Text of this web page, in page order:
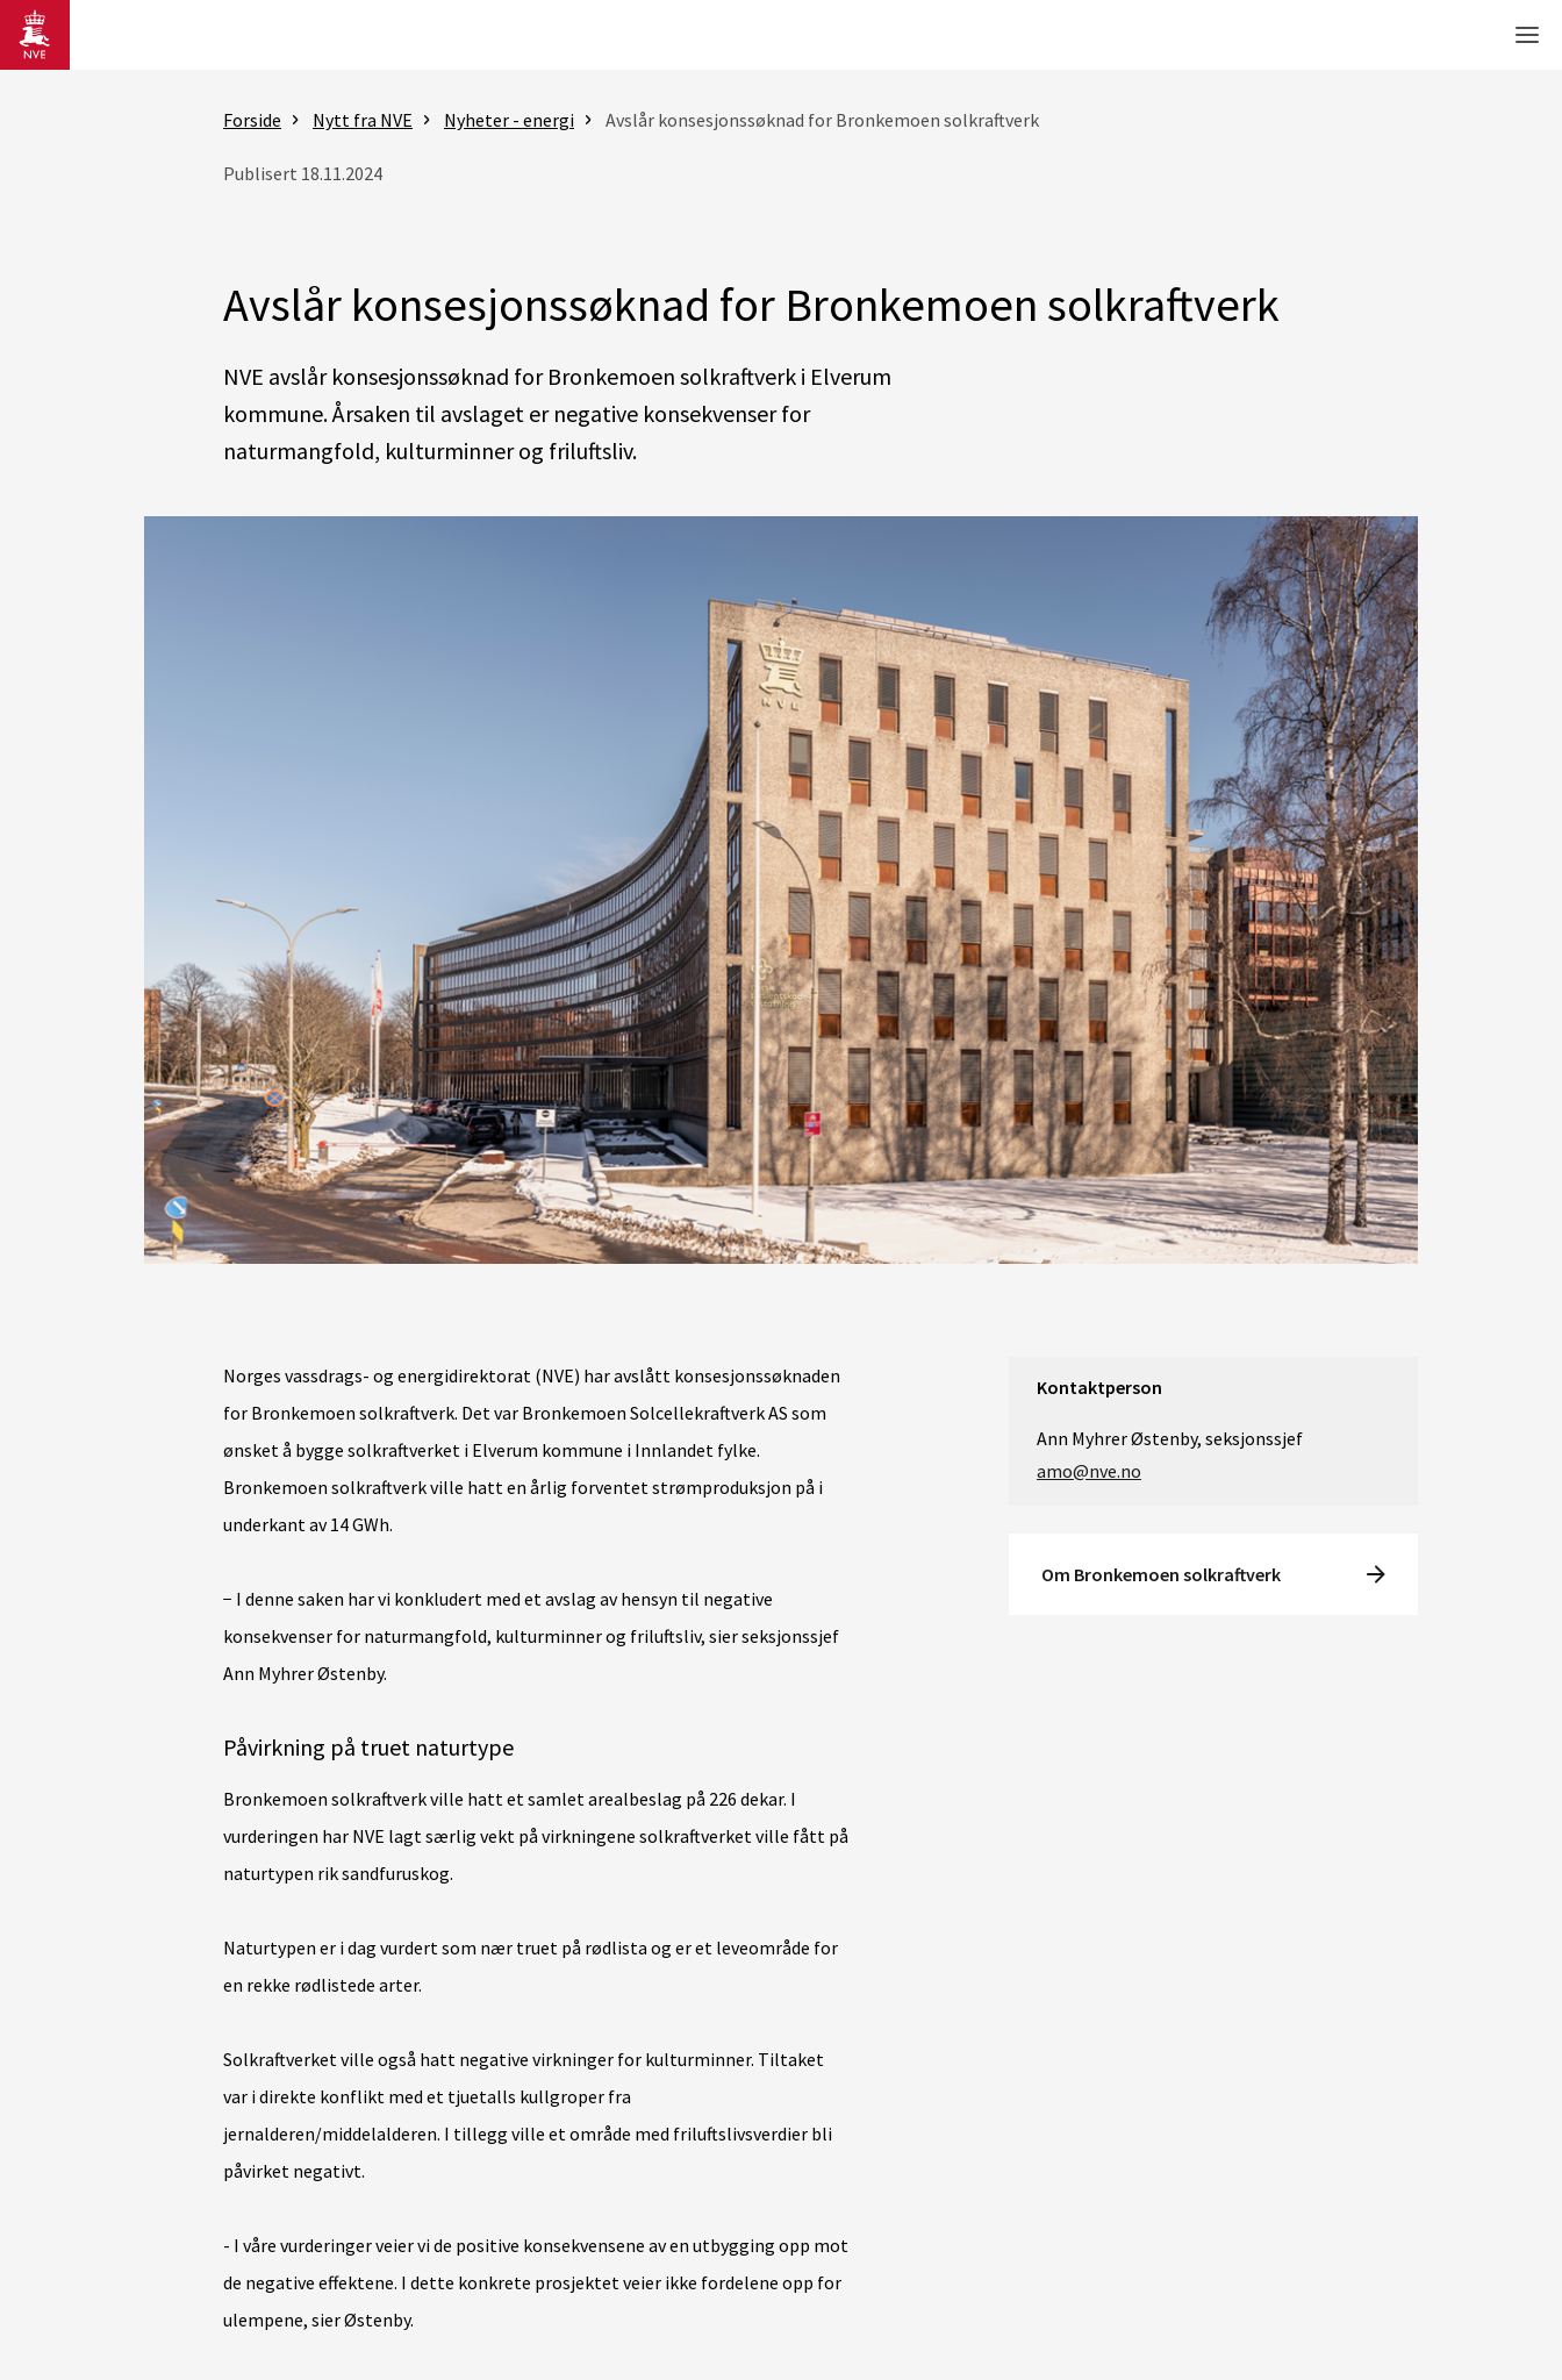
Gå til hovedinnhold
Forside Nytt fra NVE Nyheter - energi Avslår konsesjonssøknad for Bronkemoen solkraftverk
Publisert 18.11.2024
Avslår konsesjonssøknad for Bronkemoen solkraftverk
NVE avslår konsesjonssøknad for Bronkemoen solkraftverk i Elverum
kommune.Årsaken til avslaget er negative konsekvenser for
naturmangfold, kulturminner og friluftsliv.
Norges vassdrags- og energidirektorat (NVE) har avslått konsesjonssøknaden
for Bronkemoen solkraftverk. Det var Bronkemoen Solcellekraftverk AS som
ønsket å bygge solkraftverket i Elverum kommune i Innlandet fylke.
Bronkemoen solkraftverk ville hatt en årlig forventet strømproduksjon på i
underkant av 14 GWh.
− I denne saken har vi konkludert med et avslag av hensyn til negative
konsekvenser for naturmangfold, kulturminner og friluftsliv, sier seksjonssjef
Ann Myhrer Østenby.
Påvirkning på truet naturtype
Bronkemoen solkraftverk ville hatt et samlet arealbeslag på 226 dekar. I
vurderingen har NVE lagt særlig vekt på virkningene solkraftverket ville fått på
naturtypen rik sandfuruskog.
Naturtypen er i dag vurdert som nær truet på rødlista og er et leveområde for
en rekke rødlistede arter.
Solkraftverket ville også hatt negative virkninger for kulturminner. Tiltaket
var i direkte konflikt med et tjuetalls kullgroper fra
jernalderen/middelalderen. I tillegg ville et område med friluftslivsverdier bli
påvirket negativt.
- I våre vurderinger veier vi de positive konsekvensene av en utbygging opp mot
de negative effektene. I dette konkrete prosjektet veier ikke fordelene opp for
ulempene, sier Østenby.
Kontaktperson
Ann Myhrer Østenby, seksjonssjef
amo@nve.no
Om Bronkemoen solkraftverk